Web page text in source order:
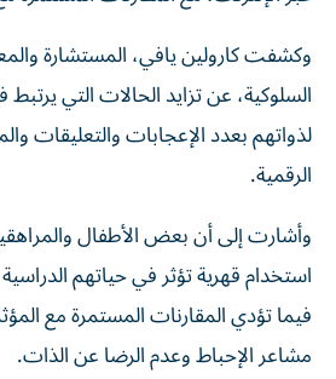
وكشفت كارولين يافي، المستشارة
السلوكية، عن تزايد الحالات التي
لذواتهم بعدد الإعجابات والتعليقات
الرقمية.
وأشارت إلى أن بعض الأطفال
استخدام قهرية تؤثر في حياتهم
فيما تؤدي المقارنات المستمرة مع
مشاعر الإحباط وعدم الرضا عن الذات.